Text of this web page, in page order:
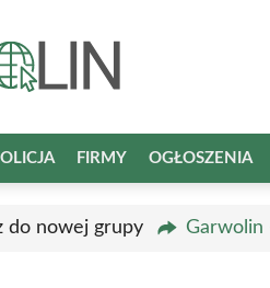
FIRMY OGŁOSZENIA
do nowej grupy Garwolin